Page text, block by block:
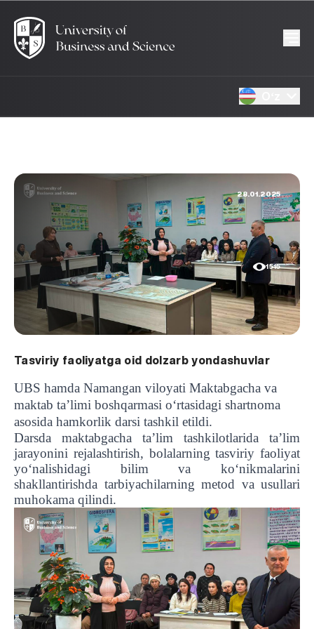
28.01.2025
1515
Tasviriy faoliyatga oid dolzarb yondashuvlar
UBS hamda Namangan viloyati Maktabgacha va
maktab ta’limi boshqarmasi o‘rtasidagi shartnoma
asosida hamkorlik darsi tashkil etildi.
Darsda maktabgacha ta’lim tashkilotlarida ta’lim
jarayonini rejalashtirish, bolalarning tasviriy faoliyat
yo‘nalishidagi bilim va ko‘nikmalarini
shakllantirishda tarbiyachilarning metod va usullari
muhokama qilindi.